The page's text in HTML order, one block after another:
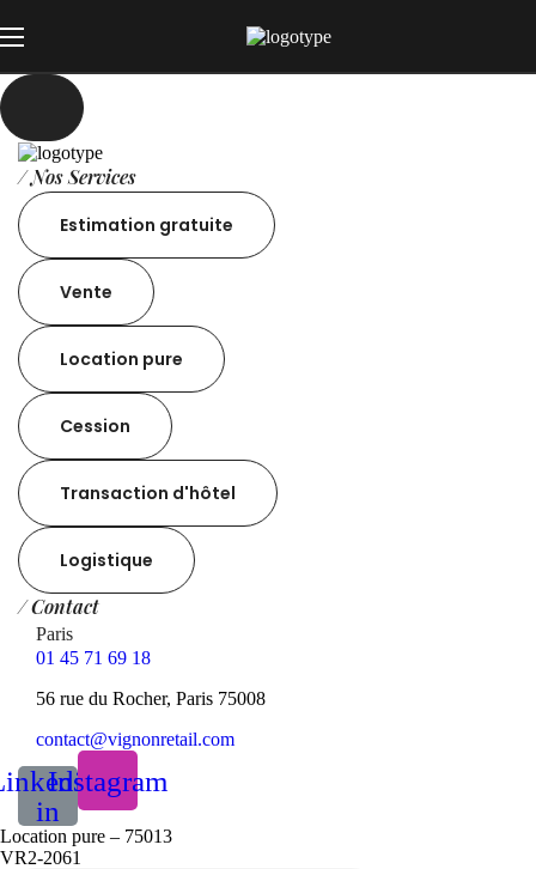
/ Nos Services
Estimation gratuite
Vente
Location pure
Cession
Transaction d'hôtel
Logistique
/ Contact
Paris
01 45 71 69 18
56 rue du Rocher, Paris 75008
contact@vignonretail.com
in
Instagram
Location pure – 75013
VR2-2061